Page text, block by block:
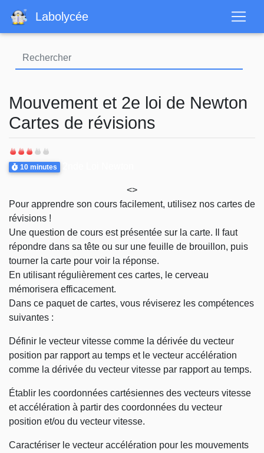
contenu
Labolycée
Mouvement et 2e loi de Newton
Cartes de révisions
Difficulté
Durée
10 minutes
<>
Pour apprendre son cours facilement, utilisez nos cartes de
révisions !
Une question de cours est présentée sur la carte. Il faut
répondre dans sa tête ou sur une feuille de brouillon, puis
tourner la carte pour voir la réponse.
En utilisant régulièrement ces cartes, le cerveau
mémorisera efficacement.
Dans ce paquet de cartes, vous réviserez les compétences
suivantes :
Définir le vecteur vitesse comme la dérivée du vecteur
position par rapport au temps et le vecteur accélération
comme la dérivée du vecteur vitesse par rapport au temps.
Établir les coordonnées cartésiennes des vecteurs vitesse
et accélération à partir des coordonnées du vecteur
position et/ou du vecteur vitesse.
Caractériser le vecteur accélération pour les mouvements